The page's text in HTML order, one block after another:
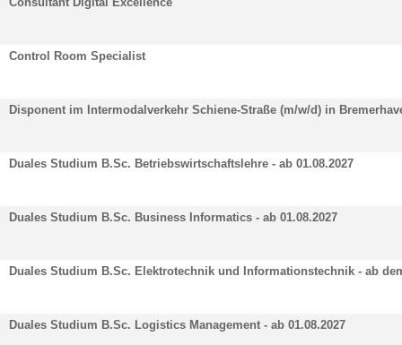
Control Room Specialist
Disponent im Intermodalverkehr Schiene-Straße (m/w/d) in
Duales Studium B.Sc. Betriebswirtschaftslehre - ab 01.08.2027
Duales Studium B.Sc. Business Informatics - ab 01.08.2027
Duales Studium B.Sc. Elektrotechnik und Informationstechnik - ab
Duales Studium B.Sc. Logistics Management - ab 01.08.2027